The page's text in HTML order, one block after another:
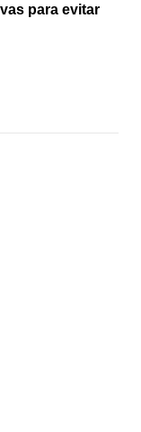
para evitar